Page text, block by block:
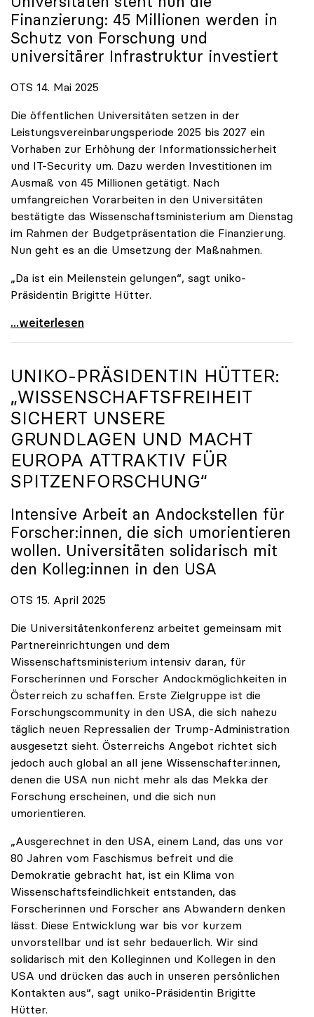
Finanzierung: 45 Millionen werden in
Schutz von Forschung und
universitärer Infrastruktur investiert
OTS 14. Mai 2025
Die öffentlichen Universitäten setzen in der
Leistungsvereinbarungsperiode 2025 bis 2027 ein
Vorhaben zur Erhöhung der Informationssicherheit
und IT-Security um. Dazu werden Investitionen im
Ausmaß von 45 Millionen getätigt. Nach
umfangreichen Vorarbeiten in den Universitäten
bestätigte das Wissenschaftsministerium am Dienstag
im Rahmen der Budgetpräsentation die Finanzierung.
Nun geht es an die Umsetzung der Maßnahmen.
„Da ist ein Meilenstein gelungen“, sagt uniko-
Präsidentin Brigitte Hütter.
Universitäten wappnen sich gegen zunehmende Gefahr
...weiterlesen
UNIKO-PRÄSIDENTIN HÜTTER:
„WISSENSCHAFTSFREIHEIT
SICHERT UNSERE
GRUNDLAGEN UND MACHT
EUROPA ATTRAKTIV FÜR
SPITZENFORSCHUNG“
Intensive Arbeit an Andockstellen für
Forscher:innen, die sich umorientieren
wollen. Universitäten solidarisch mit
den Kolleg:innen in den USA
OTS 15. April 2025
Die Universitätenkonferenz arbeitet gemeinsam mit
Partnereinrichtungen und dem
Wissenschaftsministerium intensiv daran, für
Forscherinnen und Forscher Andockmöglichkeiten in
Österreich zu schaffen. Erste Zielgruppe ist die
Forschungscommunity in den USA, die sich nahezu
täglich neuen Repressalien der Trump-Administration
ausgesetzt sieht. Österreichs Angebot richtet sich
jedoch auch global an all jene Wissenschafter:innen,
denen die USA nun nicht mehr als das Mekka der
Forschung erscheinen, und die sich nun
umorientieren.
„Ausgerechnet in den USA, einem Land, das uns vor
80 Jahren vom Faschismus befreit und die
Demokratie gebracht hat, ist ein Klima von
Wissenschaftsfeindlichkeit entstanden, das
Forscherinnen und Forscher ans Abwandern denken
lässt. Diese Entwicklung war bis vor kurzem
unvorstellbar und ist sehr bedauerlich. Wir sind
solidarisch mit den Kolleginnen und Kollegen in den
USA und drücken das auch in unseren persönlichen
Kontakten aus“, sagt uniko-Präsidentin Brigitte
Hütter.